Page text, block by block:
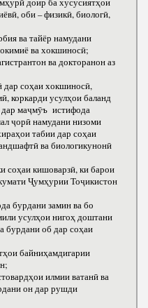
доир ба хусусиятҳои
оби – физикӣ, биологӣ,
ва тайёр намудани
ва хокшиносӣ;
ва докторанон аз
дар соҳаи хокшиносӣ,
коркарди усулҳои баланд
дар маҷмӯъ истифода
ҷорӣ намудани низоми
табии дар соҳаи
ва биологикунонӣ
соҳаи кишоварзӣ, ки барои
Ҷумҳурии Тоҷикистон
бурдани замин ва бо
усулҳои нигоҳ доштани
бурдани об дар соҳаи
байниҳамдигарии
илмии ватанӣ ва
он дар рушди